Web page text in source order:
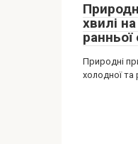
хвилі
ранньої
Природні
холодної та